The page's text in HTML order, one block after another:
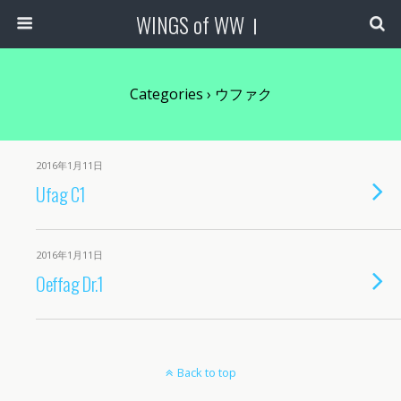
WINGS of WWⅠ
Categories › ウファク
2016年1月11日
Ufag C1
2016年1月11日
Oeffag Dr.1
Back to top